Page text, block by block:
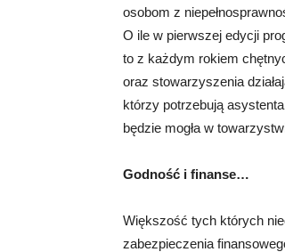
osobom z
O ile w pierwszej edycji
to z każdym rokiem
oraz stowarzyszenia
którzy potrzebują
będzie mogła w
Godność i finanse…
Większość tych których
zabezpieczenia